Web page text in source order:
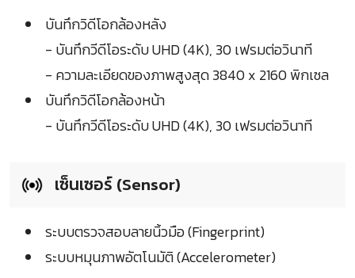
บันทึกวิดีโอกล้องหลัง
- บันทึกวีดีโอระดับ UHD (4K), 30 เฟรมต่อวินาที
- ความละเอียดของภาพสูงสุด 3840 x 2160 พิกเซล
บันทึกวิดีโอกล้องหน้า
- บันทึกวีดีโอระดับ UHD (4K), 30 เฟรมต่อวินาที
เซ็นเซอร์ (Sensor)
ระบบตรวจสอบลายนิ้วมือ (Fingerprint)
ระบบหมุนภาพอัตโนมัติ (Accelerometer)